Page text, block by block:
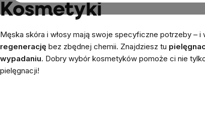
Kosmetyki
Męska skóra i włosy mają swoje specyficzne potrzeby – i
regenerację bez zbędnej chemii. Znajdziesz tu
wypadaniu. Dobry wybór kosmetyków pomoże ci nie
pielęgnacji!